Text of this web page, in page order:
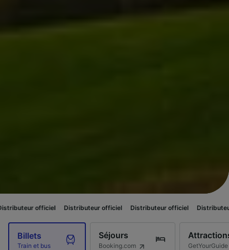
Distributeur officiel Distributeur officiel Distributeur officiel
Billets
Train et bus
Séjours
Booking.com GetYourGuide